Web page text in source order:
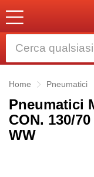
Home Pneumatici
Pneumatici
CON. 130/
WW